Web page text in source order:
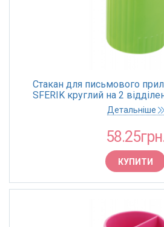
Стакан для письмового
SFERIK круглий на 2
Детальніше
КУПИТИ